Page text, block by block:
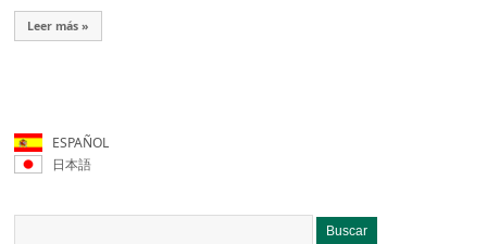
Leer más »
ESPAÑOL
日本語